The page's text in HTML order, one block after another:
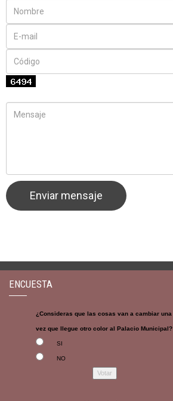
ENCUESTA
¿Consideras que las cosas van a cambiar una
vez que llegue otro color al Palacio Municipal?
SI
NO